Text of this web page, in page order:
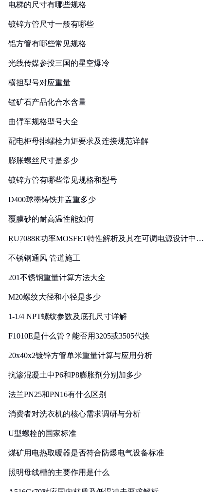
电梯的尺寸有哪些规格
镀锌方管尺寸一般有哪些
铝方管有哪些常见规格
光线传媒参投三国的星空爆冷
横担型号对应重量
锰矿石产品化合水含量
曲臂车规格型号大全
配电柜母排螺栓力矩要求及连接规范详解
膨胀螺丝尺寸是多少
镀锌方管有哪些常见规格和型号
D400球墨铸铁井盖重多少
覆膜砂的耐高温性能如何
RU7088R功率MOSFET特性解析及其在可调电源设计中的
不锈钢通风 管道施工
201不锈钢重量计算方法大全
M20螺纹大径和小径是多少
1-1/4 NPT螺纹参数及底孔尺寸详解
F1010E是什么管？能否用3205或3505代换
20x40x2镀锌方管单米重量计算与应用分析
抗渗混凝土中P6和P8膨胀剂分别加多少
法兰PN25和PN16有什么区别
消费者对洗衣机的核心需求调研与分析
U型螺栓的国家标准
煤矿用电热取暖器是否符合防爆电气设备标准
照明母线槽的主要作用是什么